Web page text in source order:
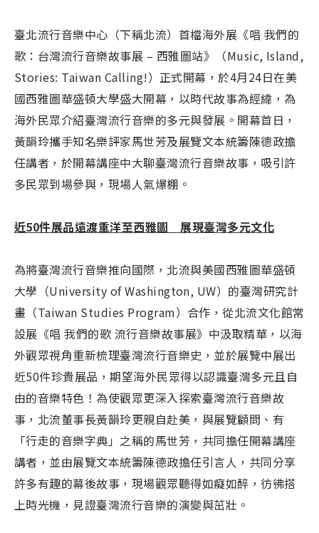
臺北流行音樂中心（下稱北流）首檔海外展《唱 我們的
歌：台灣流行音樂故事展 – 西雅圖站》（Music, Island,
Stories: Taiwan Calling!）正式開幕，於4月24日在美
國西雅圖華盛頓大學盛大開幕，以時代故事為經緯，為
海外民眾介紹臺灣流行音樂的多元與發展。開幕首日，
黃韻玲攜手知名樂評家馬世芳及展覽文本統籌陳德政擔
任講者，於開幕講座中大聊臺灣流行音樂故事，吸引許
多民眾到場參與，現場人氣爆棚。
近50件展品遠渡重洋至西雅圖 展現臺灣多元文化
為將臺灣流行音樂推向國際，北流與美國西雅圖華盛頓
大學（University of Washington, UW）的臺灣研究計
畫（Taiwan Studies Program）合作，從北流文化館常
設展《唱 我們的歌 流行音樂故事展》中汲取精華，以海
外觀眾視角重新梳理臺灣流行音樂史，並於展覽中展出
近50件珍貴展品，期望海外民眾得以認識臺灣多元且自
由的音樂特色！為使觀眾更深入探索臺灣流行音樂故
事，北流董事長黃韻玲更親自赴美，與展覽顧問、有
「行走的音樂字典」之稱的馬世芳，共同擔任開幕講座
講者，並由展覽文本統籌陳德政擔任引言人，共同分享
許多有趣的幕後故事，現場觀眾聽得如癡如醉，彷彿搭
上時光機，見證臺灣流行音樂的演變與茁壯。